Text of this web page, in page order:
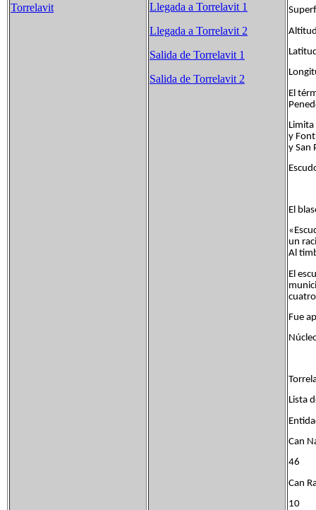
Torrelavit
Llegada a Torrelavit 1
Llegada a Torrelavit 2
Salida de Torrelavit 1
Salida de Torrelavit 2
El
y
y San
El
un
Al
El
Fue
Lista
Can
46
Can
10